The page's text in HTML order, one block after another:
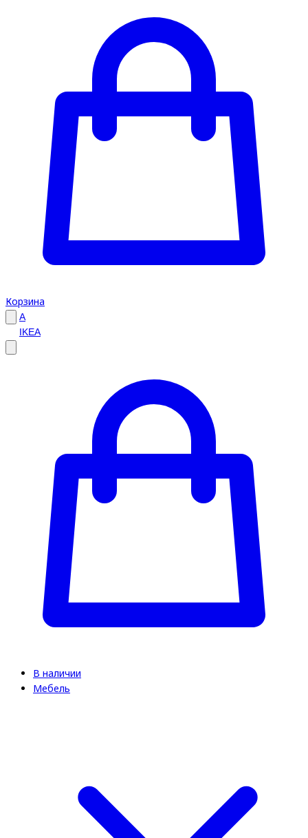
Корзина
A
IKEA
В наличии
Мебель